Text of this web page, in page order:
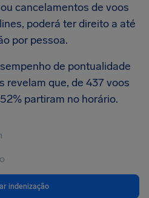
cancelamentos de voos
poderá ter direito a até
por pessoa.
de pontualidade
revelam que, de 437 voos
partiram no horário.
indenização